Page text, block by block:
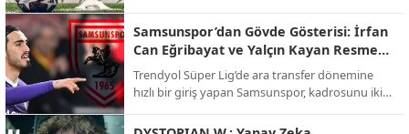
heyecanı, Ocak ayındaki son iki hafta maçlarıyla
zirve yapacak. Temsilcimiz Galatasaray'ın da
sahne alacağı bu dev organizasyonun yayın
bilgileri netleşti.
Samsunspor’dan Gövde Gösterisi: İrfan
Can Eğribayat ve Yalçın Kayan Resmen
Açıklandı!
Trendyol Süper Lig’de ara transfer dönemine
hızlı bir giriş yapan Samsunspor, kadrosunu iki
Fenerbahçe’den kaleci İrfan Can Eğribayat ve